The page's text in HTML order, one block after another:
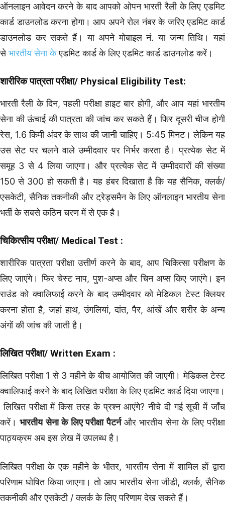
ऑनलाइन आवेदन करने के बाद आपको ओपन भारती रैली के लिए एडमिट
कार्ड डाउनलोड करना होगा। आप अपने रोल नंबर के जरिए एडमिट कार्ड
डाउनलोड कर सकते हैं। या अपने मोबाइल नं. या जन्म तिथि। यहां
सेभारतीय सेना केएडमिट कार्ड के लिए एडमिट कार्ड डाउनलोड करें।
शारीरिक पात्रता परीक्षा/ Physical Eligibility Test:
भारती रैली के दिन, पहली परीक्षा हाइट बार होगी, और आप यहां भारतीय
सेना की ऊंचाई की पात्रता की जांच कर सकते हैं। फिर दूसरी चीज होगी
रेस, 1.6 किमी अंदर के साथ की जानी चाहिए। 5:45 मिनट। लेकिन यह
उस सेट पर चलने वाले उम्मीदवार पर निर्भर करता है। प्रत्येक सेट में
समूह 3 से 4 लिया जाएगा। और प्रत्येक सेट में उम्मीदवारों की संख्या
150 से 300 हो सकती है। यह हंबर दिखाता है कि यह सैनिक, क्लर्क/
एसकेटी, सैनिक तकनीकी और ट्रेड्समैन के लिए ऑनलाइन भारतीय सेना
भर्ती के सबसे कठिन चरण में से एक है।
चिकित्सीय परीक्षा/ Medical Test :
शारीरिक पात्रता परीक्षा उत्तीर्ण करने के बाद, आप चिकित्सा परीक्षण के
लिए जाएंगे। फिर चेस्ट नाप, पुश-अप्स और चिन अप्स किए जाएंगे। इन
राउंड को क्वालिफाई करने के बाद उम्मीदवार को मेडिकल टेस्ट क्लियर
करना होता है, जहां हाथ, उंगलियां, दांत, पैर, आंखें और शरीर के अन्य
अंगों की जांच की जाती है।
लिखित परीक्षा/ Written Exam :
लिखित परीक्षा 1 से 3 महीने के बीच आयोजित की जाएगी। मेडिकल टेस्ट
क्वालिफाई करने के बाद लिखित परीक्षा के लिए एडमिट कार्ड दिया जाएगा।
लिखित परीक्षा में किस तरह के प्रश्न आएंगे? नीचे दी गई सूची में जाँच
करें।भारतीय सेना के लिए परीक्षा पैटर्नऔर भारतीय सेना के लिए परीक्षा
पाठ्यक्रम अब इस लेख में उपलब्ध है।
लिखित परीक्षा के एक महीने के भीतर, भारतीय सेना में शामिल हों द्वारा
परिणाम घोषित किया जाएगा। तो आप भारतीय सेना जीडी, क्लर्क, सैनिक
तकनीकी और एसकेटी / क्लर्क के लिए परिणाम देख सकते हैं।